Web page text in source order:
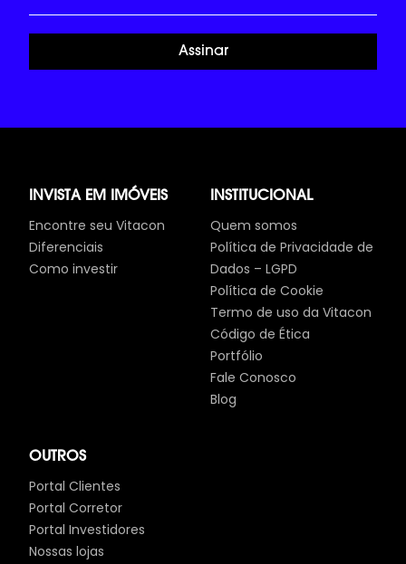
Assinar
INVISTA EM IMÓVEIS
Encontre seu Vitacon
Diferenciais
Como investir
INSTITUCIONAL
Quem somos
Política de Privacidade de
Dados – LGPD
Política de Cookie
Termo de uso da Vitacon
Código de Ética
Portfólio
Fale Conosco
Blog
OUTROS
Portal Clientes
Portal Corretor
Portal Investidores
Nossas lojas